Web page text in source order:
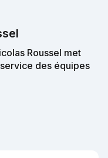
Roussel met
des équipes